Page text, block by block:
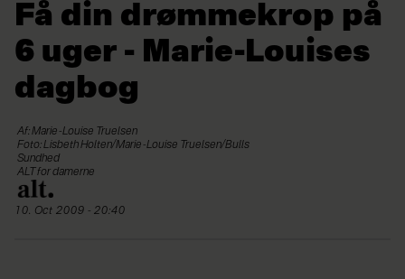
Få din drømmekrop på
6 uger - Marie-Louises
dagbog
Af: Marie-Louise Truelsen
Foto: Lisbeth Holten/Marie-Louise Truelsen/Bulls
Sundhed
ALT for damerne
10. Oct 2009 - 20:40